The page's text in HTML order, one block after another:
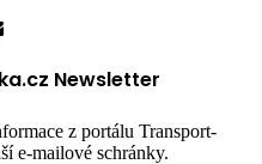
Newsletter
z portálu Transport-
e-mailové schránky.